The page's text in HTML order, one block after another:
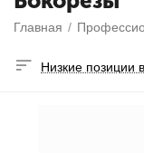
Главная /
Низкие позиции